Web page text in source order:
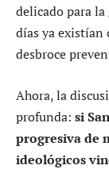
delicado para
días ya existían
desbroce
Ahora, la
profunda: si
progresiva de
ideológicos